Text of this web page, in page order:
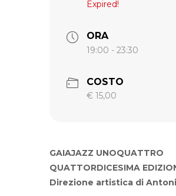
Expired!
ORA
19:00 - 23:30
COSTO
€ 15,00
GAIAJAZZ UNOQUATTRO
QUATTORDICESIMA
Direzione artistica di